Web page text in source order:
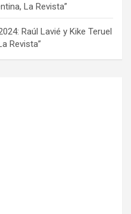
La Revista”
Raúl Lavié y Kike Teruel
Revista”